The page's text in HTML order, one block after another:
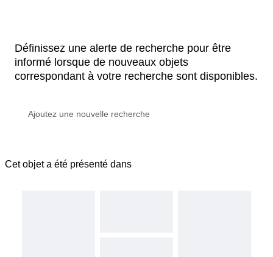
Définissez une alerte de recherche pour être
informé lorsque de nouveaux objets
correspondant à votre recherche sont disponibles.
Cet objet a été présenté dans